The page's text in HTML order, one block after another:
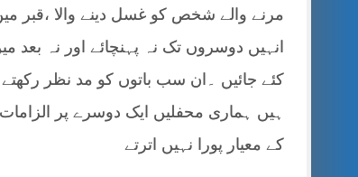
مرنے والے شخص کو غسل دینے والا ،قبر
انہیں دوسروں تک نہ پہنچائے اور نہ
کئے جائیں ۔ان سب باتوں کو مد نظر رکھتے
ہیں ہماری محفلیں ایک دوسرے پر
کے معیار پورا نہیں اترتے